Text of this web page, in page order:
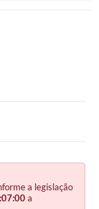
a legislação
a